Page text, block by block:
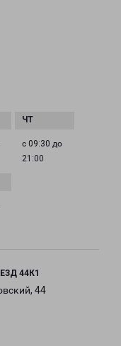
с 09:30 до
21:00
44К1
44